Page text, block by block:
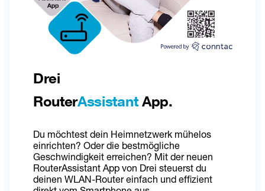
Drei
RouterAssistant App.
Du möchtest dein Heimnetzwerk mühelos
einrichten? Oder die bestmögliche
Geschwindigkeit erreichen? Mit der neuen
RouterAssistant App von Drei steuerst du
deinen WLAN-Router einfach und effizient